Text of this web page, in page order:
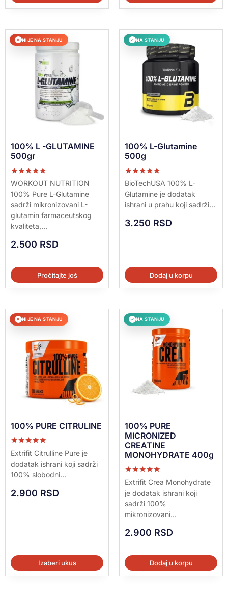
✕ NIJE NA STANJU
100% L -GLUTAMINE
500gr
Ocenjeno sa
5.00
od 5
WORKOUT NUTRITION
100% Pure L-Glutamine
sadrži mikronizovani L-
glutamin farmaceutskog
kvaliteta,...
2.500 RSD
Pročitajte još
✓ NA STANJU
100% L-Glutamine
500g
Ocenjeno sa
5.00
od 5
BioTechUSA 100% L-
Glutamine je dodatak
ishrani u prahu koji sadrži...
3.250 RSD
Dodaj u korpu
✕ NIJE NA STANJU
100% PURE CITRULINE
Ocenjeno sa
5.00
od 5
Extrifit Citrulline Pure je
dodatak ishrani koji sadrži
100% slobodni...
2.900 RSD
Izaberi ukus
✓ NA STANJU
100% PURE
MICRONIZED
CREATINE
MONOHYDRATE 400g
Ocenjeno sa
5.00
od 5
Extrifit Crea Monohydrate
je dodatak ishrani koji
sadrži 100%
mikronizovani...
2.900 RSD
Dodaj u korpu